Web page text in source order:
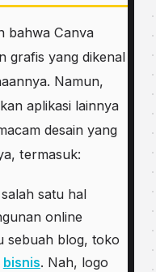
bahwa Canva
grafis yang dikenal
Namun,
aplikasi lainnya
desain yang
termasuk:
satu hal
online
sebuah blog, toko
bisnis. Nah, logo